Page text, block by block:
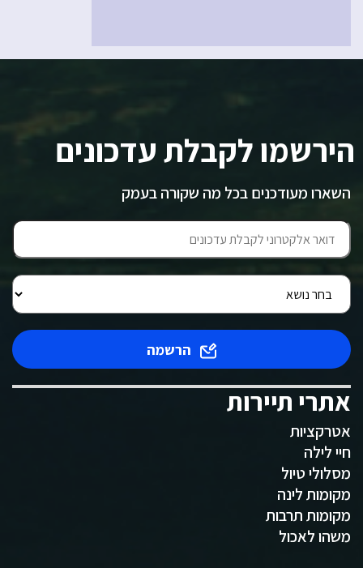
הירשמו לקבלת עדכונים
השארו מעודכנים בכל מה שקורה בעמק
הרשמה
אתרי תיירות
אטרקציות
חיי לילה
מסלולי טיול
מקומות לינה
מקומות תרבות
משהו לאכול